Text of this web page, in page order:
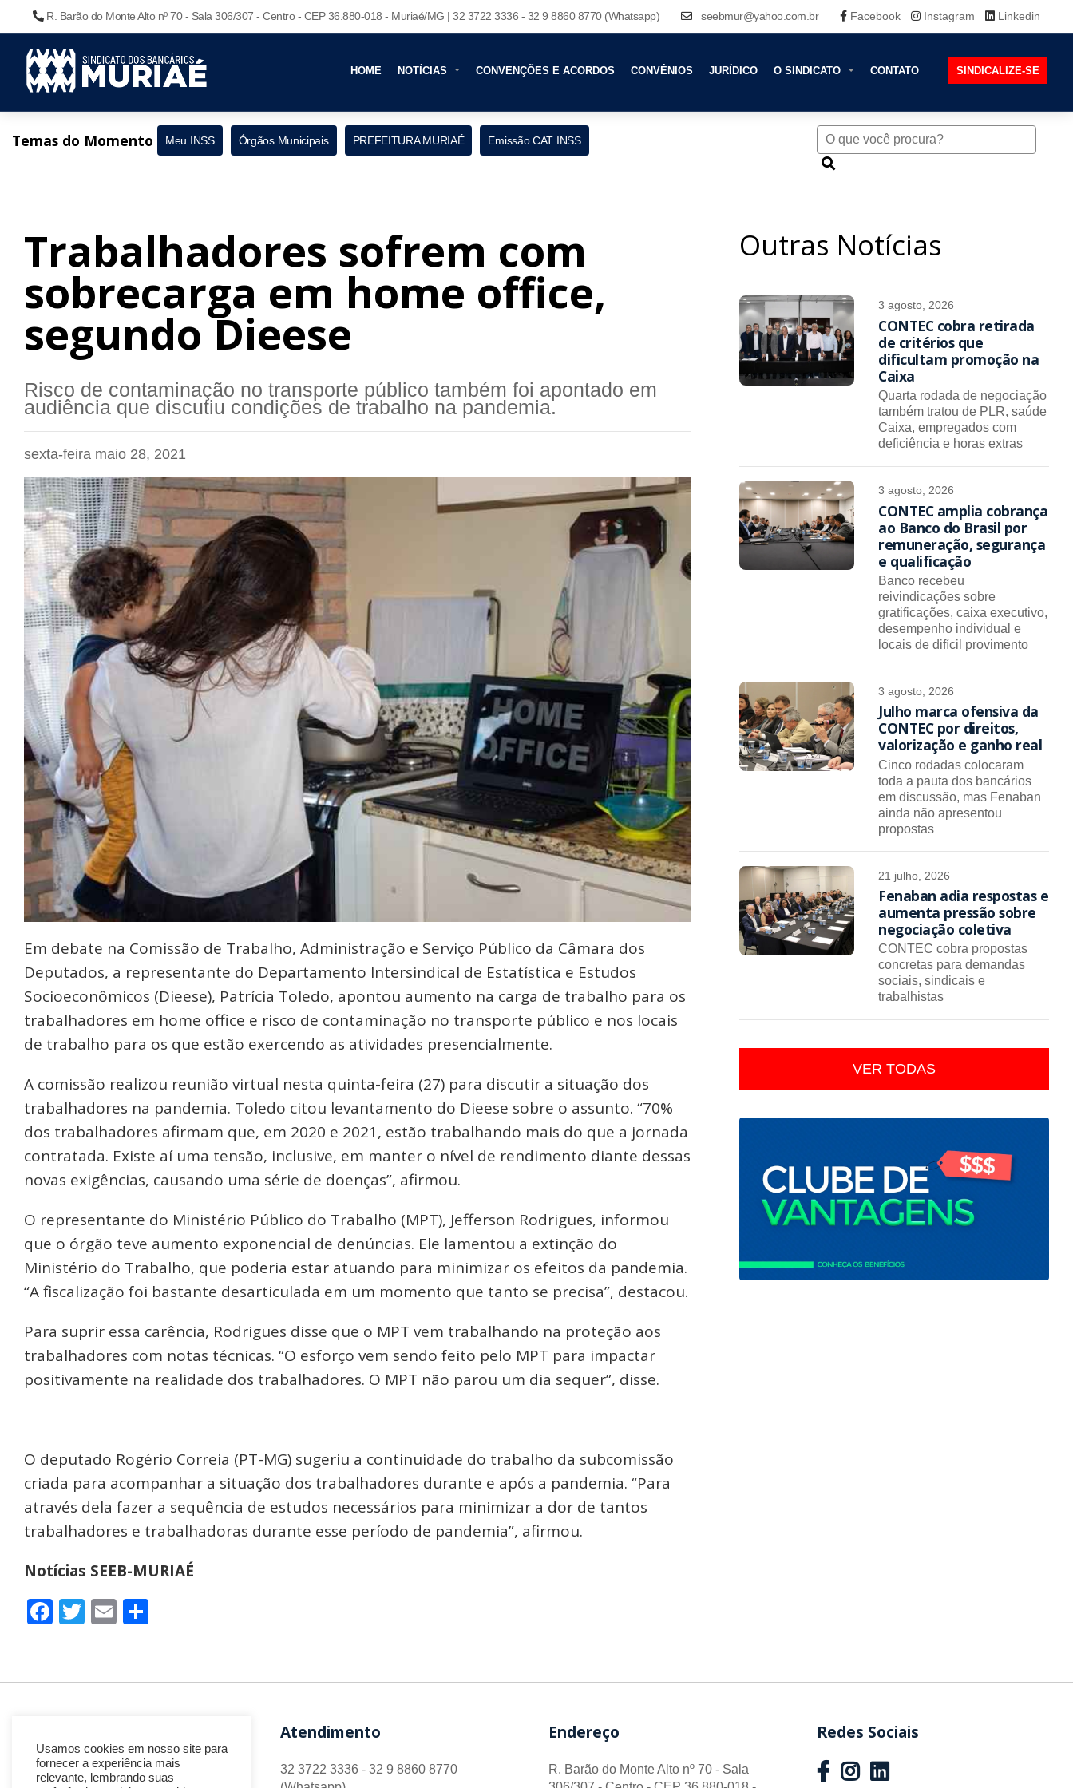
R. Barão do Monte Alto nº 70 - Sala 306/307 - Centro - CEP 36.880-018 - Muriaé/MG | 32 3722 3336 - 32 9 8860 8770 (Whatsapp) seebmur@yahoo.com.br Facebook Instagram Linkedin
HOME NOTÍCIAS CONVENÇÕES E ACORDOS CONVÊNIOS JURÍDICO O SINDICATO CONTATO SINDICALIZE-SE
Temas do Momento Meu INSS Órgãos Municipais PREFEITURA MURIAÉ Emissão CAT INSS
Trabalhadores sofrem com
sobrecarga em home office,
segundo Dieese
Risco de contaminação no transporte público também foi apontado em
audiência que discutiu condições de trabalho na pandemia.
sexta-feira maio 28, 2021
Em debate na Comissão de Trabalho, Administração e Serviço Público da Câmara dos
Deputados, a representante do Departamento Intersindical de Estatística e Estudos
Socioeconômicos (Dieese), Patrícia Toledo, apontou aumento na carga de trabalho para os
trabalhadores em home office e risco de contaminação no transporte público e nos locais
de trabalho para os que estão exercendo as atividades presencialmente.
A comissão realizou reunião virtual nesta quinta-feira (27) para discutir a situação dos
trabalhadores na pandemia. Toledo citou levantamento do Dieese sobre o assunto. “70%
dos trabalhadores afirmam que, em 2020 e 2021, estão trabalhando mais do que a jornada
contratada. Existe aí uma tensão, inclusive, em manter o nível de rendimento diante dessas
novas exigências, causando uma série de doenças”, afirmou.
O representante do Ministério Público do Trabalho (MPT), Jefferson Rodrigues, informou
que o órgão teve aumento exponencial de denúncias. Ele lamentou a extinção do
Ministério do Trabalho, que poderia estar atuando para minimizar os efeitos da pandemia.
“A fiscalização foi bastante desarticulada em um momento que tanto se precisa”, destacou.
Para suprir essa carência, Rodrigues disse que o MPT vem trabalhando na proteção aos
trabalhadores com notas técnicas. “O esforço vem sendo feito pelo MPT para impactar
positivamente na realidade dos trabalhadores. O MPT não parou um dia sequer”, disse.
O deputado Rogério Correia (PT-MG) sugeriu a continuidade do trabalho da subcomissão
criada para acompanhar a situação dos trabalhadores durante e após a pandemia. “Para
através dela fazer a sequência de estudos necessários para minimizar a dor de tantos
trabalhadores e trabalhadoras durante esse período de pandemia”, afirmou.
Notícias SEEB-MURIAÉ
Facebook
Twitter
Email
Outras Notícias
3 agosto, 2026
CONTEC cobra retirada
de critérios que
dificultam promoção na
Caixa
Quarta rodada de negociação
também tratou de PLR, saúde
Caixa, empregados com
deficiência e horas extras
3 agosto, 2026
CONTEC amplia cobrança
ao Banco do Brasil por
remuneração, segurança
e qualificação
Banco recebeu
reivindicações sobre
gratificações, caixa executivo,
desempenho individual e
locais de difícil provimento
3 agosto, 2026
Julho marca ofensiva da
CONTEC por direitos,
valorização e ganho real
Cinco rodadas colocaram
toda a pauta dos bancários
em discussão, mas Fenaban
ainda não apresentou
propostas
21 julho, 2026
Fenaban adia respostas e
aumenta pressão sobre
negociação coletiva
CONTEC cobra propostas
concretas para demandas
sociais, sindicais e
trabalhistas
VER TODAS
Atendimento
32 3722 3336 - 32 9 8860 8770
Endereço
R. Barão do Monte Alto nº 70 - Sala
Redes Sociais
Usamos cookies em nosso site para
fornecer a experiência mais
relevante, lembrando suas